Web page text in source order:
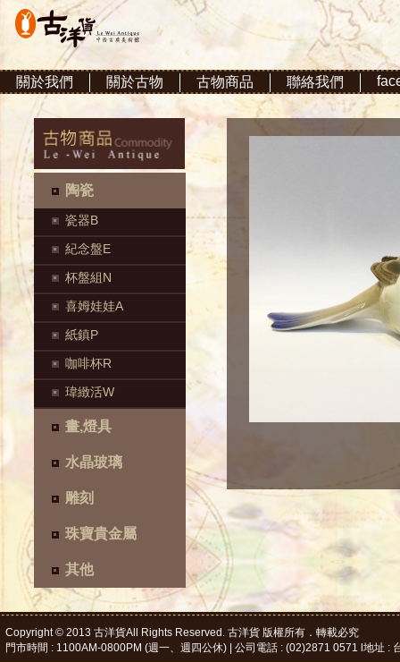
關於我們 關於古物 古物商品 聯絡我們
陶瓷
瓷器B
紀念盤E
杯盤組N
喜姆娃娃A
紙鎮P
咖啡杯R
瑋緻活W
畫,燈具
水晶玻璃
雕刻
珠寶貴金屬
其他
Copyright © 2013 古洋貨All Rights Reserved. 古洋貨 版權所有．轉載必究
門市時間 : 1100AM-0800PM (週一、週四公休) | 公司電話 : (02)2871 0571 l地址